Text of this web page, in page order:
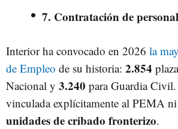
7. Contratación de
Interior ha convocado en 2026 la
de Empleo de su historia: 2.854
Nacional y 3.240 para Guardia
vinculada explícitamente al PEMA ni
unidades de cribado fronterizo.